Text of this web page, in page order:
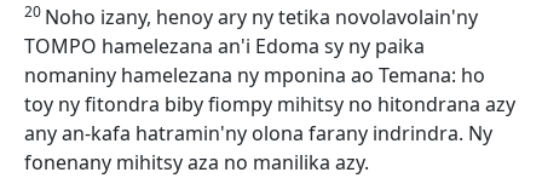
20 Noho izany, henoy ary ny tetika novolavolain'ny
TOMPO hamelezana an'i Edoma sy ny paika
nomaniny hamelezana ny mponina ao Temana: ho
toy ny fitondra biby fiompy mihitsy no hitondrana azy
any an-kafa hatramin'ny olona farany indrindra. Ny
fonenany mihitsy aza no manilika azy.